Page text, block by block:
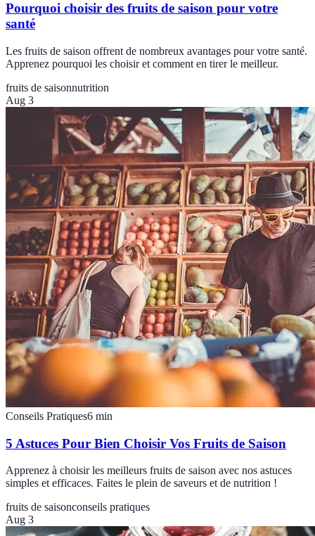
Pourquoi choisir des fruits de saison pour votre
santé
Les fruits de saison offrent de nombreux avantages pour votre santé.
Apprenez pourquoi les choisir et comment en tirer le meilleur.
fruits de saisonnutrition
Aug 3
Conseils Pratiques6 min
5 Astuces Pour Bien Choisir Vos Fruits de Saison
Apprenez à choisir les meilleurs fruits de saison avec nos astuces
simples et efficaces. Faites le plein de saveurs et de nutrition !
fruits de saisonconseils pratiques
Aug 3